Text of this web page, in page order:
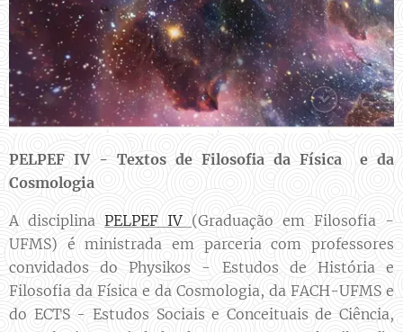
PELPEF IV - Textos de Filosofia da Física e da
Cosmologia
A disciplina PELPEF IV (Graduação em Filosofia -
UFMS) é ministrada em parceria com professores
convidados do Physikos - Estudos de História e
Filosofia da Física e da Cosmologia, da FACH-UFMS e
do ECTS - Estudos Sociais e Conceituais de Ciência,